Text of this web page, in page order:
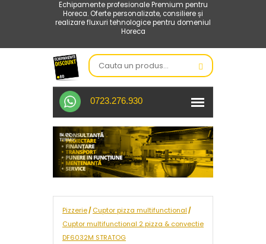
Echipamente profesionale Premium pentru
Horeca. Oferte personalizate, consiliere și
realizare fluxuri tehnologice pentru domeniul
Horeca
0723.276.930
Pizzerie/ Cuptor pizza multifunctional /
Cuptor multifunctional 2 pizza & convectie
DF6032M STRATOG